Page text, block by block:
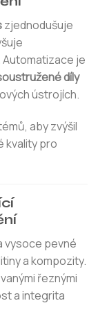
zjednodušuje
Automatizace je
díly
ústrojích.
aby zvýšil
kvality pro
vysoce pevné
a kompozity.
řeznými
a integrita